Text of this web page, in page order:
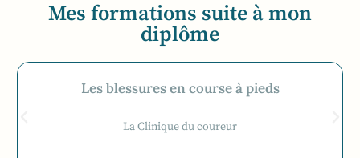
Mes formations suite à mon
diplôme
Les blessures en course à pieds
La Clinique du coureur